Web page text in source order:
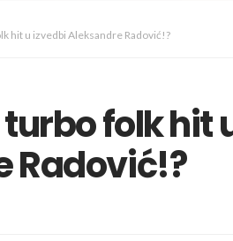
hit u izvedbi Aleksandre Radović!?
folk hit
Radović!?